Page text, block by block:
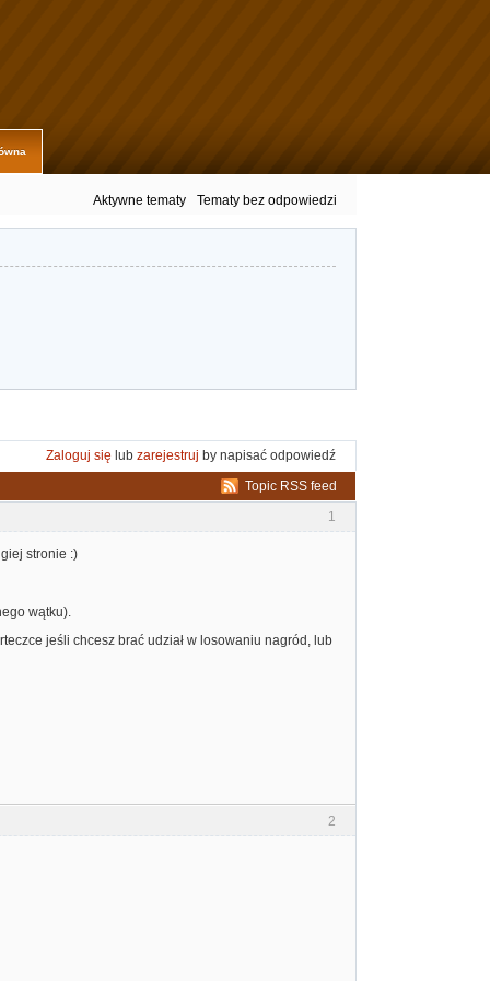
Aktywne tematy Tematy bez odpowiedzi
Zaloguj się lub zarejestruj by napisać odpowiedź
Topic RSS feed
1
stronie :)
wątku).
jeśli chcesz brać udział w losowaniu nagród, lub
2